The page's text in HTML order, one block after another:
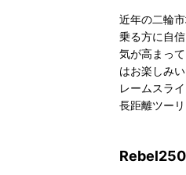
近年の二輪
乗る方に自
気が高まっ
はお楽しみ
レームスラ
長距離ツー